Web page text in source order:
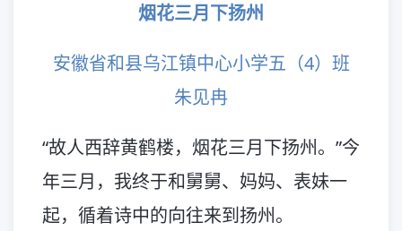
烟花三月下扬州
安徽省和县乌江镇中心小学五（4）班
朱见冉
“故人西辞黄鹤楼，烟花三月下扬州。”今
年三月，我终于和舅舅、妈妈、表妹一
起，循着诗中的向往来到扬州。